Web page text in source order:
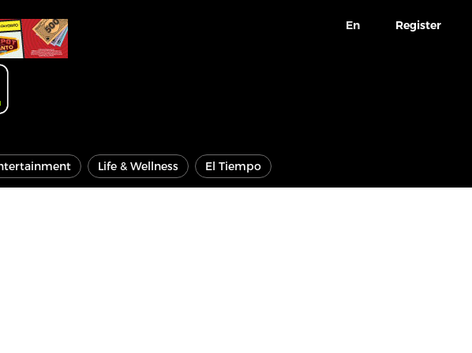
En Register
Life & Wellness El Tiempo